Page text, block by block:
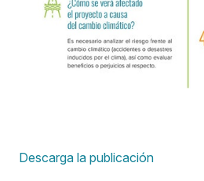
Descarga la publicación